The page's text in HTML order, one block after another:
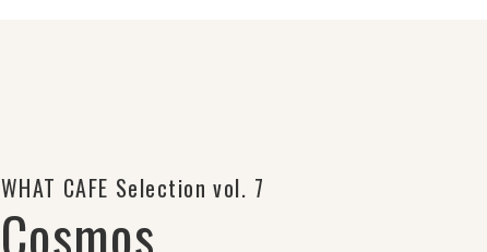
WHAT CAFE Selection vol. 7
Cosmos